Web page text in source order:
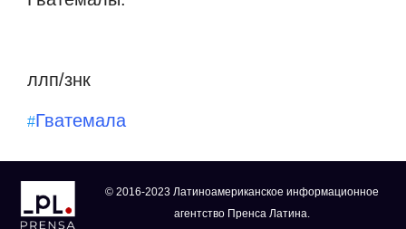
ллп/знк
#Гватемала
© 2016-2023 Латиноамериканское информационное
агентство Пренса Латина.